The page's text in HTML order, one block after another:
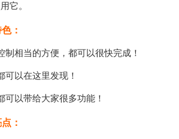
它。
：
制相当的方便，都可以很快完成！
可以在这里发现！
可以带给大家很多功能！
：